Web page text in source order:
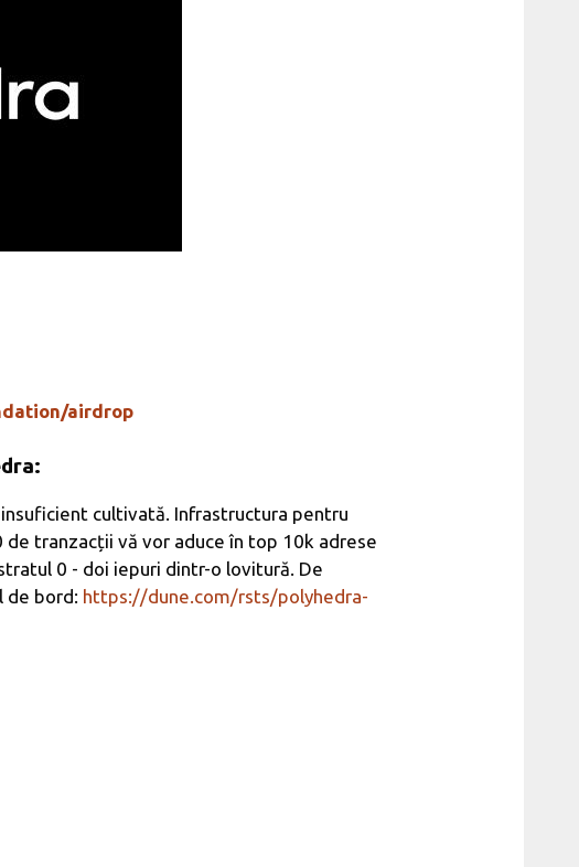
airdrop
cultivată. Infrastructura pentru
tranzacții vă vor aduce în top 10k adrese
0 - doi iepuri dintr-o lovitură. De
de bord: https://dune.com/rsts/polyhedra-